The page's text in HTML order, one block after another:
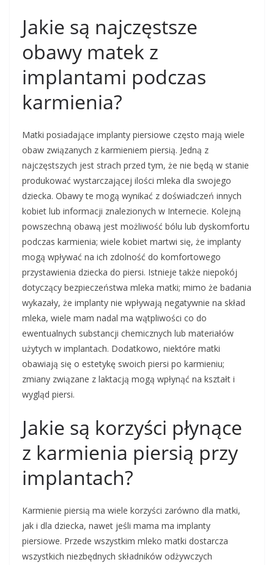
Jakie są najczęstsze
obawy matek z
implantami podczas
karmienia?
Matki posiadające implanty piersiowe często mają wiele
obaw związanych z karmieniem piersią. Jedną z
najczęstszych jest strach przed tym, że nie będą w stanie
produkować wystarczającej ilości mleka dla swojego
dziecka. Obawy te mogą wynikać z doświadczeń innych
kobiet lub informacji znalezionych w Internecie. Kolejną
powszechną obawą jest możliwość bólu lub dyskomfortu
podczas karmienia; wiele kobiet martwi się, że implanty
mogą wpływać na ich zdolność do komfortowego
przystawienia dziecka do piersi. Istnieje także niepokój
dotyczący bezpieczeństwa mleka matki; mimo że badania
wykazały, że implanty nie wpływają negatywnie na skład
mleka, wiele mam nadal ma wątpliwości co do
ewentualnych substancji chemicznych lub materiałów
użytych w implantach. Dodatkowo, niektóre matki
obawiają się o estetykę swoich piersi po karmieniu;
zmiany związane z laktacją mogą wpłynąć na kształt i
wygląd piersi.
Jakie są korzyści płynące
z karmienia piersią przy
implantach?
Karmienie piersią ma wiele korzyści zarówno dla matki,
jak i dla dziecka, nawet jeśli mama ma implanty
piersiowe. Przede wszystkim mleko matki dostarcza
wszystkich niezbędnych składników odżywczych